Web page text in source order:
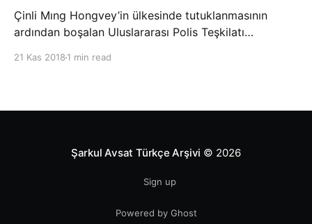
Çinli Mıng Hongvey’in ülkesinde tutuklanmasının
ardından boşalan Uluslararası Polis Teşkilatı
21 Kas 2018 1 min read
Şarkul Avsat Türkçe Arşivi © 2026
Sign up
Powered by Ghost